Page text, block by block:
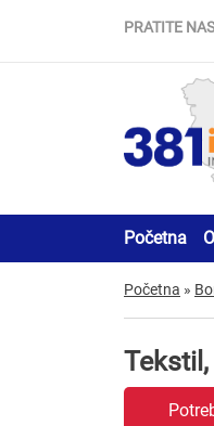
PRATITE
Početna
Početna »